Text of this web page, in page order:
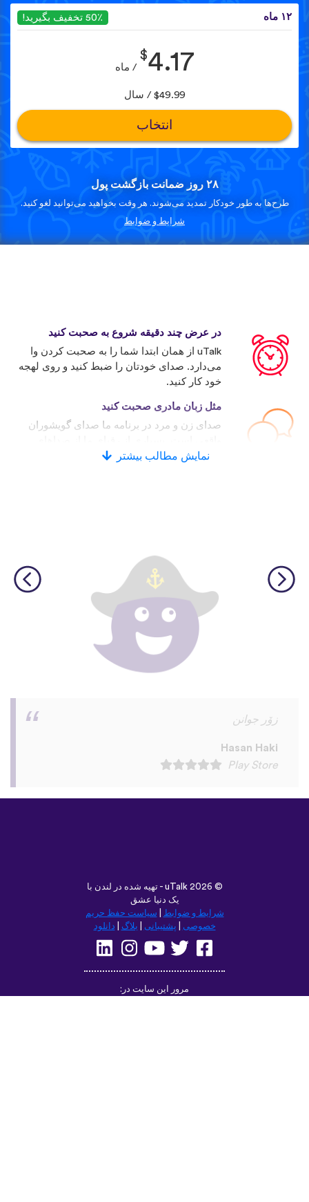
۱۲ ماه 50٪ تخفیف بگیرید!
$4.17 / ماه
$49.99 / سال
انتخاب
۲۸ روز ضمانت بازگشت پول
طرح‌ها به طور خودکار تمدید می‌شوند. هر وقت بخواهید می‌توانید لغو کنید.
شرایط و ضوابط
در عرض چند دقیقه شروع به صحبت کنید
uTalk از همان ابتدا شما را به صحبت کردن وا
می‌دارد. صدای خودتان را ضبط کنید و روی لهجه
خود کار کنید.
مثل زبان مادری صحبت کنید
صدای زن و مرد در برنامه ما صدای گویشوران
کامپیوتری استفاده می‌کنند.
نمایش مطالب بیشتر
I love this app! I am learning Serbian,
which is a relatively rare language on
language apps but I’m blown away by how
I feel like each language has a lot of care
used instead of a stupid AI voice or
whatever. The biggest thing, though is the
boil the water?” seemed kind of weird to
remember but it’s actually been really
helpful for learning sentence structure and
memorizing multiple vocabulary words in
access all the courses like some apps.